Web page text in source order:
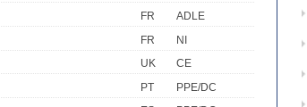
FR
ADLE
FR
NI
UK
CE
PT
PPE/DC